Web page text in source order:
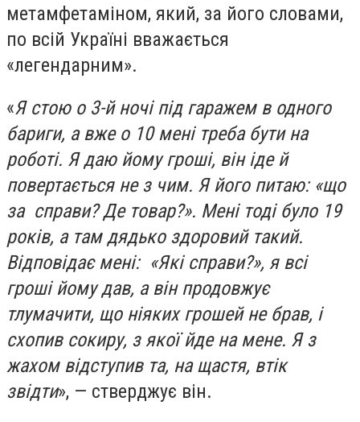
метамфетаміном, який, за його словами,
по всій Україні вважається
«легендарним».
«Я стою о 3-й ночі під гаражем в одного
бариги, а вже о 10 мені треба бути на
роботі. Я даю йому гроші, він іде й
повертається не з чим. Я його питаю: «що
за справи? Де товар?». Мені тоді було 19
років, а там дядько здоровий такий.
Відповідає мені: «Які справи?», я всі
гроші йому дав, а він продовжує
тлумачити, що ніяких грошей не брав, і
схопив сокиру, з якої йде на мене. Я з
жахом відступив та, на щастя, втік
звідти», — стверджує він.